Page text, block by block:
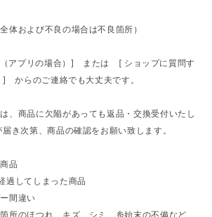
体および不良の場合は不良箇所）
アプリの場合）] または [ ショップに質問す
] からのご連絡でも大丈夫です。
、商品に欠陥があっても返品・交換受付いたし
き次第、商品の確認をお願い致します。
品
過してしまった商品
間違い
所のほつれ、キズ、シミ、糸始末の不備など